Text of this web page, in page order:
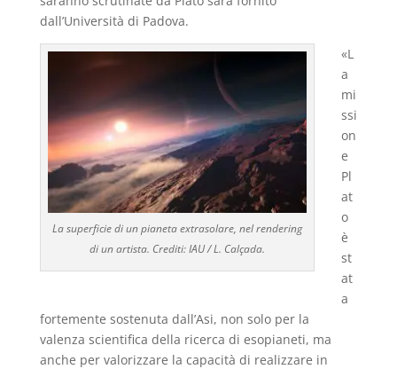
dall’Università di Padova.
La superficie di un pianeta extrasolare, nel rendering
di un artista. Crediti: IAU / L. Calçada.
«L
a
mi
ssi
on
e
Pl
at
o
è
st
at
a
fortemente sostenuta dall’Asi, non solo per la
valenza scientifica della ricerca di esopianeti, ma
anche per valorizzare la capacità di realizzare in